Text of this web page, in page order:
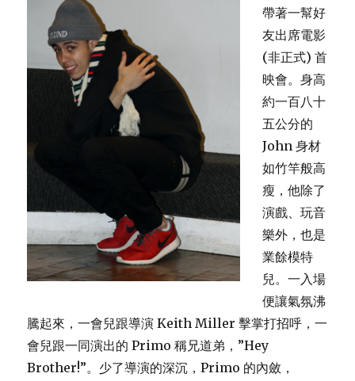
帶著一幫好
友出席電影
(非正式) 首
映會。身高
約一百八十
五公分的
John 身材
如竹竿般高
瘦，他除了
演戲、玩音
樂外，也是
業餘模特
兒。一入場
便讓氣氛沸
騰起來，一會兒跟導演 Keith Miller 擊掌打招呼，一
會兒跟一同演出的 Primo 稱兄道弟，”Hey
Brother!”。少了導演的深沉，Primo 的內斂，